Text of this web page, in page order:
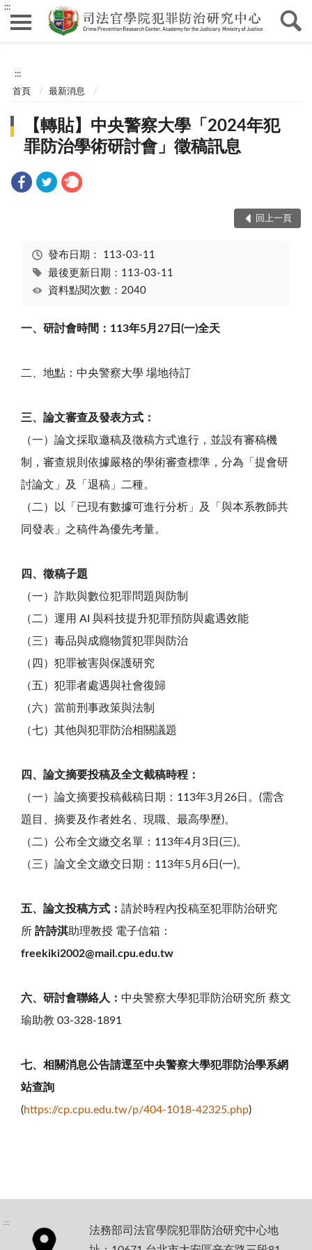
:::
:::
首頁 最新消息
【轉貼】中央警察大學「2024年犯
罪防治學術研討會」徵稿訊息
回上一頁
發布日期： 113-03-11
最後更新日期：113-03-11
資料點閱次數：2040
一、研討會時間：113年5月27日(一)全天
二、地點：中央警察大學 場地待訂
三、論文審查及發表方式：
（一）論文採取邀稿及徵稿方式進行，並設有審稿機
制，審查規則依據嚴格的學術審查標準，分為「提會研
討論文」及「退稿」二種。
（二）以「已現有數據可進行分析」及「與本系教師共
同發表」之稿件為優先考量。
四、徵稿子題
（一）詐欺與數位犯罪問題與防制
（二）運用 AI 與科技提升犯罪預防與處遇效能
（三）毒品與成癮物質犯罪與防治
（四）犯罪被害與保護研究
（五）犯罪者處遇與社會復歸
（六）當前刑事政策與法制
（七）其他與犯罪防治相關議題
四、論文摘要投稿及全文截稿時程：
（一）論文摘要投稿截稿日期：113年3月26日。 (需含
題目、摘要及作者姓名、現職、最高學歷)。
（二）公布全文繳交名單：113年4月3日(三)。
（三）論文全文繳交日期：113年5月6日(一)。
五、論文投稿方式： 請於時程內投稿至犯罪防治研究
所 許詩淇助理教授 電子信箱：
freekiki2002@mail.cpu.edu.tw
六、研討會聯絡人： 中央警察大學犯罪防治研究所 蔡文
瑜助教 03-328-1891
七、相關消息公告請逕至中央警察大學犯罪防治學系網
站查詢
(https://cp.cpu.edu.tw/p/404-1018-42325.php)
:::
法務部司法官學院犯罪防治研究中心地